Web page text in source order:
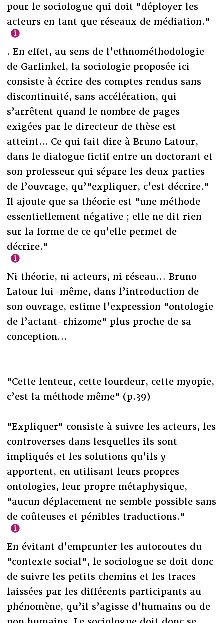
pour le sociologue qui doit "déployer les
acteurs en tant que réseaux de médiation."
. En effet, au sens de l’ethnométhodologie
de Garfinkel, la sociologie proposée ici
consiste à écrire des comptes rendus sans
discontinuité, sans accélération, qui
s’arrêtent quand le nombre de pages
exigées par le directeur de thèse est
atteint... Ce qui fait dire à Bruno Latour,
dans le dialogue fictif entre un doctorant et
son professeur qui sépare les deux parties
de l’ouvrage, qu’"expliquer, c’est décrire."
Il ajoute que sa théorie est "une méthode
essentiellement négative ; elle ne dit rien
sur la forme de ce qu’elle permet de
décrire."
Ni théorie, ni acteurs, ni réseau… Bruno
Latour lui-même, dans l’introduction de
son ouvrage, estime l’expression "ontologie
de l’actant-rhizome" plus proche de sa
conception…
"Cette lenteur, cette lourdeur, cette myopie,
c’est la méthode même" (p.39)
"Expliquer" consiste à suivre les acteurs, les
controverses dans lesquelles ils sont
impliqués et les solutions qu’ils y
apportent, en utilisant leurs propres
ontologies, leur propre métaphysique,
"aucun déplacement ne semble possible sans
de coûteuses et pénibles traductions."
En évitant d’emprunter les autoroutes du
"contexte social", le sociologue se doit donc
de suivre les petits chemins et les traces
laissées par les différents participants au
phénomène, qu’il s’agisse d’humains ou de